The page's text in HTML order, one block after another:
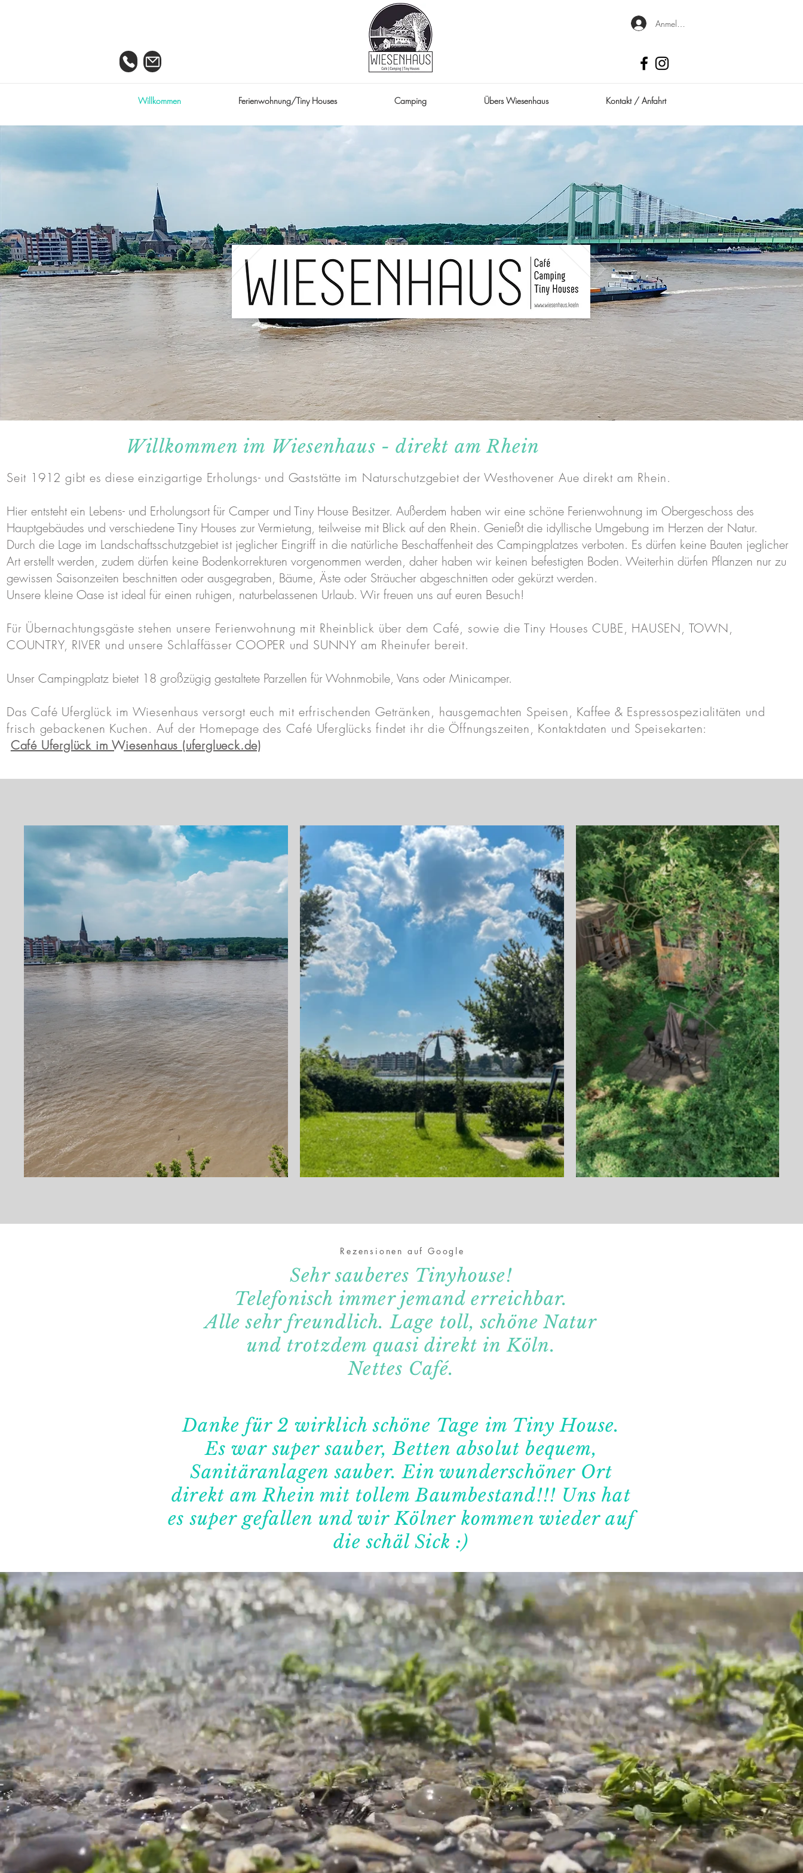
Anmelden
Willkommen Ferienwohnung/Tiny Houses Camping Übers Wiesenhaus Kontakt / Anfahrt
Willkommen im Wiesenhaus - direkt am Rhein
Seit 1912 gibt es diese einzigartige Erholungs- und Gaststätte im Naturschutzgebiet der Westhovener Aue direkt am Rhein.
Hier entsteht ein Lebens- und Erholungsort für Camper und Tiny House Besitzer. Außerdem haben wir eine schöne Ferienwohnung im Obergeschoss des
Hauptgebäudes und verschiedene Tiny Houses zur Vermietung, teilweise mit Blick auf den Rhein. Genießt die idyllische Umgebung im Herzen der Natur.
Durch die Lage im Landschaftsschutzgebiet ist jeglicher Eingriff in die natürliche Beschaffenheit des Campingplatzes verboten. Es dürfen keine Bauten jeglicher
Art erstellt werden, zudem dürfen keine Bodenkorrekturen vorgenommen werden, daher haben wir keinen befestigten Boden. Weiterhin dürfen Pflanzen nur zu
gewissen Saisonzeiten beschnitten oder ausgegraben, Bäume, Äste oder Sträucher abgeschnitten oder gekürzt werden.
Unsere kleine Oase ist ideal für einen ruhigen, naturbelassenen Urlaub. Wir freuen uns auf euren Besuch!
Für Übernachtungsgäste stehen unsere Ferienwohnung mit Rheinblick über dem Café, sowie die Tiny Houses CUBE, HAUSEN, TOWN,
COUNTRY, RIVER und unsere Schlaffässer COOPER und SUNNY am Rheinufer bereit.
Unser Campingplatz bietet 18 großzügig gestaltete Parzellen für Wohnmobile, Vans oder Minicamper.
Das Café Uferglück im Wiesenhaus versorgt euch mit erfrischenden Getränken, hausgemachten Speisen, Kaffee & Espressospezialitäten und
frisch gebackenen Kuchen. Auf der Homepage des Café Uferglücks findet ihr die Öffnungszeiten, Kontaktdaten und Speisekarten:
Café Uferglück im Wiesenhaus (uferglueck.de)
Rezensionen auf Google
Sehr sauberes Tinyhouse!
Telefonisch immer jemand erreichbar.
Alle sehr freundlich. Lage toll, schöne Natur
und trotzdem quasi direkt in Köln.
Nettes Café.
Danke für 2 wirklich schöne Tage im Tiny House.
Es war super sauber, Betten absolut bequem,
Sanitäranlagen sauber. Ein wunderschöner Ort
direkt am Rhein mit tollem Baumbestand!!! Uns hat
es super gefallen und wir Kölner kommen wieder auf
die schäl Sick :)